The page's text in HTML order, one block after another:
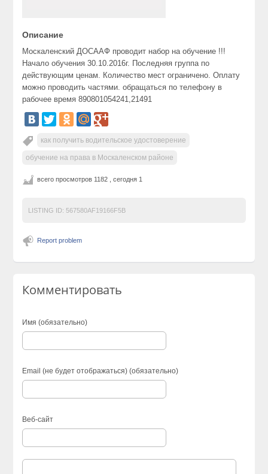
Описание
Москаленский ДОСААФ проводит набор на обучение !!!
Начало обучения 30.10.2016г. Последняя группа по
действующим ценам. Количество мест ограничено. Оплату
можно проводить частями. обращаться по телефону в
рабочее время 890801054241,21491
как получить водительское удостоверение
обучение на права в Москаленском районе
всего просмотров 1182 , сегодня 1
LISTING ID: 567580AF19166F5B
Report problem
Комментировать
Имя (обязательно)
Email (не будет отображаться) (обязательно)
Веб-сайт